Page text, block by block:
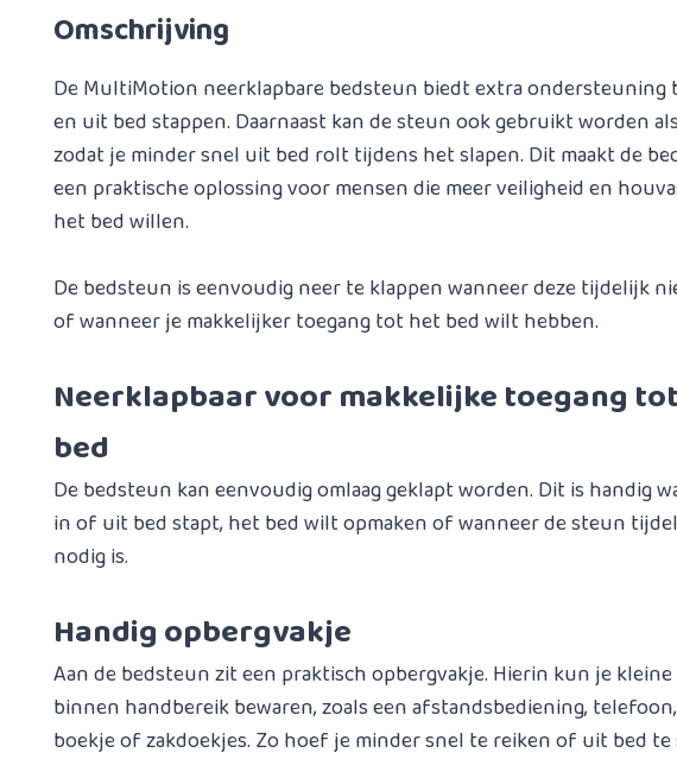
Omschrijving
De MultiMotion neerklapbare bedsteun biedt extra ondersteuning
en uit bed stappen. Daarnaast kan de steun ook gebruikt worden
zodat je minder snel uit bed rolt tijdens het slapen. Dit maakt de
een praktische oplossing voor mensen die meer veiligheid en
het bed willen.
De bedsteun is eenvoudig neer te klappen wanneer deze tijdelijk
of wanneer je makkelijker toegang tot het bed wilt hebben.
Neerklapbaar voor makkelijke toegang
bed
De bedsteun kan eenvoudig omlaag geklapt worden. Dit is handig
in of uit bed stapt, het bed wilt opmaken of wanneer de steun
nodig is.
Handig opbergvakje
Aan de bedsteun zit een praktisch opbergvakje. Hierin kun je
binnen handbereik bewaren, zoals een afstandsbediening,
boekje of zakdoekjes. Zo hoef je minder snel te reiken of uit bed te